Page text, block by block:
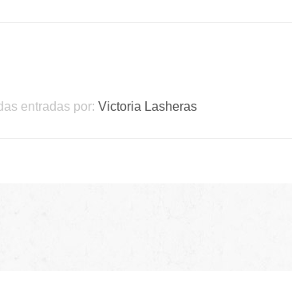
entradas por: Victoria Lasheras